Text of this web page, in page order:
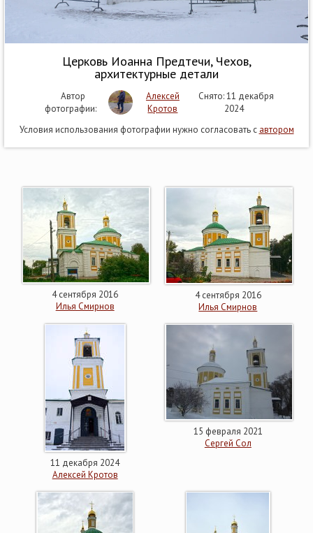
Церковь Иоанна Предтечи, Чехов,
архитектурные детали
Автор
фотографии:
Алексей
Кротов
Снято: 11 декабря
2024
Условия использования фотографии нужно согласовать с автором
4 сентября 2016
Илья Смирнов
4 сентября 2016
Илья Смирнов
11 декабря 2024
Алексей Кротов
15 февраля 2021
Сергей Сол